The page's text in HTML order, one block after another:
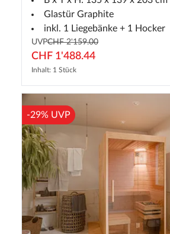
Glastür Graphite
inkl. 1 Liegebänke + 1 Hocker
UVPCHF 2'159.00
CHF 1'488.44
Inhalt: 1 Stück
-29% UVP